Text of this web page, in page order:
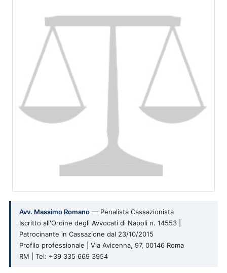
Avv. Massimo Romano — Penalista Cassazionista
Iscritto all'Ordine degli Avvocati di Napoli n. 14553 |
Patrocinante in Cassazione dal 23/10/2015
Profilo professionale | Via Avicenna, 97, 00146 Roma
RM | Tel: +39 335 669 3954